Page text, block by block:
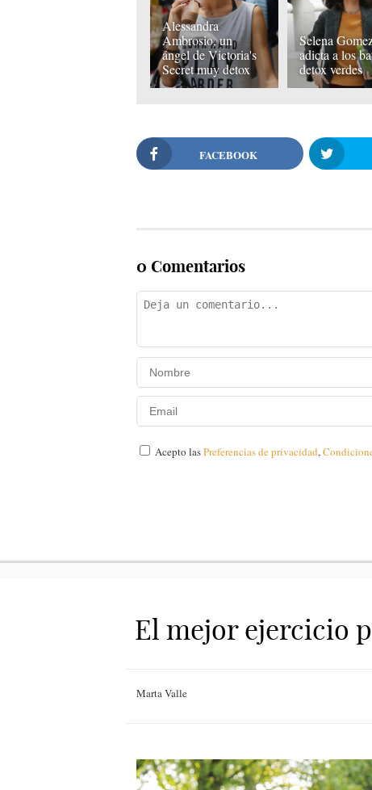
Alessandra
Ambrosio, un
ángel de Victoria's
Secret muy detox
Selena
adicta a los
detox verdes
FACEBOOK
0 Comentarios
Acepto lasPreferencias de privacidad,
El mejor ejercicio
Marta Valle